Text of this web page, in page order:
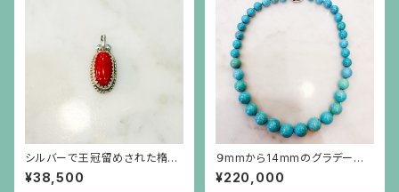
シルバーで王冠留めされた楕円
形の赤珊瑚、芥子パールのペン
ダント（チェーン別）
¥38,500
９mmから14mmのグラデーショ
ンのターコイズネックレス
¥220,000